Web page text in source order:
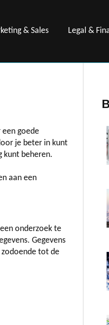
& Sales Legal &
goede
je beter in kunt
kunt beheren.
aan een
onderzoek te
Gegevens
zodoende tot de